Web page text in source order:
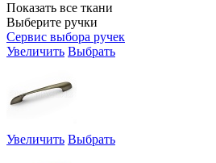
Показать все ткани
Выберите ручки
Сервис выбора ручек
Увеличить Выбрать
Увеличить Выбрать